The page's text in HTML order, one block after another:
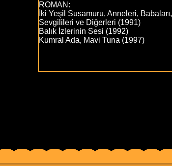
ROMAN:
İki Yeşil Susamuru, Anneleri, Babaları,
Sevgilileri ve Diğerleri (1991)
Balık İzlerinin Sesi (1992)
Kumral Ada, Mavi Tuna (1997)